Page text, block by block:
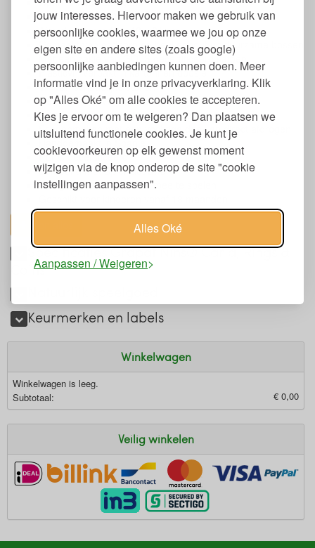
jouw interesses. Hiervoor maken we gebruik van
persoonlijke cookies, waarmee we jou op onze
eigen site en andere sites (zoals google)
persoonlijke aanbiedingen kunnen doen. Meer
informatie vind je in onze privacyverklaring. Klik
op "Alles Oké" om alle cookies te accepteren.
Kies je ervoor om te weigeren? Dan plaatsen we
uitsluitend functionele cookies. Je kunt je
cookievoorkeuren op elk gewenst moment
wijzigen via de knop onderop de site "cookie
instellingen aanpassen".
Alles Oké
Aanpassen / Weigeren
Set bestaat uit 120 onderdelen
Afmeting doos: 16 x 18 x 21 cm.
Gemaakt van esdoorn en beukenhout uit duurzame bossen
Met een zakje van GOTS gecertificeerd katoen
Plasticvrij verpakt in kartonnen doosje
Vrij van schadelijke stoffen
Gekleurd met verf op waterbasis
Stimuleert de creativiteit, fijne motoriek en fantasie
Schoonmaken met een vochtige doek en direct afdrogen
Handgemaakt in Spanje
PEFC gecertificeerd
Bekroond met Spiel Gut award
Niet geschikt om in water mee te spelen
Specificaties Grapat Nins® Carla, Rings &
Coins
Keurmerken en labels
Winkelwagen
Winkelwagen is leeg.
Subtotaal:
€ 0,00
Veilig winkelen